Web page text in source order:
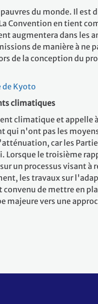
du monde. Il est
Convention en tient
augmentera dans les
de manière à ne
de la conception du
de Kyoto
climatiques
climatique et appelle
n'ont pas les
car les
le troisième
un processus visant à
les travaux sur
convenu de mettre en
majeure vers une